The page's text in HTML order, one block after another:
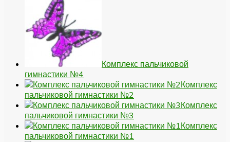
Комплекс пальчиковой
гимнастики №4
Комплекс
пальчиковой гимнастики №2
Комплекс
пальчиковой гимнастики №3
Комплекс
пальчиковой гимнастики №1